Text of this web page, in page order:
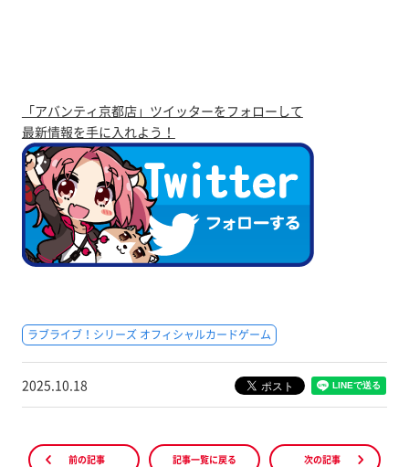
「アバンティ京都店」ツイッターをフォローして
最新情報を手に入れよう！
ラブライブ！シリーズ オフィシャルカードゲーム
2025.10.18
前の記事 記事一覧に戻る 次の記事